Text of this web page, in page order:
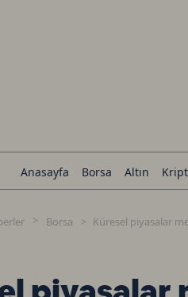
Anasayfa Borsa Altın
Borsa Küresel piyasalar